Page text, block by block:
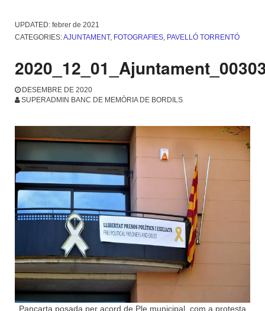
UPDATED: febrer de 2021
CATEGORIES:AJUNTAMENT, FOTOGRAFIES PAVELLÓ TORRENTÓ
DESEMBRE DE 2020
SUPERADMIN BANC DE MEMÒRIA DE BORDILS
Pancarta posada per acord de Ple municipal, com a protesta